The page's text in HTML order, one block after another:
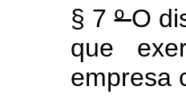
§ 7ºO
que
empresa